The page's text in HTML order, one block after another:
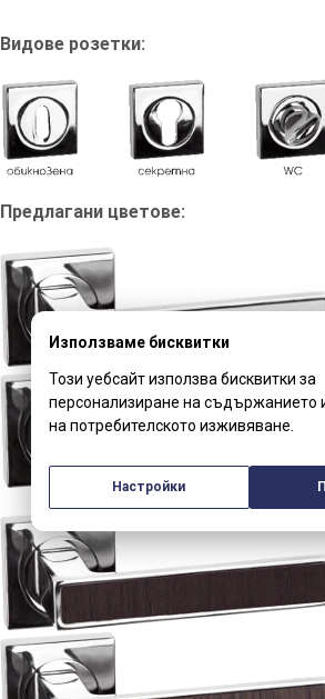
Видове розетки:
Предлагани цветове:
Използваме бисквитки
Този уебсайт използва бисквитки за
персонализиране на съдържанието
на потребителското изживяване.
Настройки